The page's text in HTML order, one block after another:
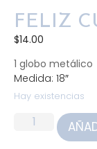
FELIZ
$14.00
1 globo metálico
Medida: 18″
Hay existencias